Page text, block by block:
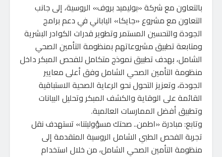
بالتعاون مع شركة «بوليميد بروف» الروسية، إلى جانب
التعاون مع مشروع «جايكا» الياباني في دعم برامج
الجودة والتحسين المستمر وتطوير قدرات الكوادر البشرية
ومتابعة تطبيق مشروعاتهم بمنظومة التأمين الصحي
الشامل، بهدف تطبيق نموذج متكامل للفحص المبكر داخل
منظومة التأمين الصحي الشامل وفق أعلى معايير
الجودة، وتعزيز التحول نحو الرعاية الصحية الاستباقية
القائمة على الوقاية والكشف المبكر وتحليل البيانات
وتطبيق أفضل الممارسات العالمية.
وتابع: مبادرة «اطمن.. صحتك مسؤوليتنا» تستهدف نقل
تجربة الفحص الطبي الشامل الروسية المتقدمة إلى
منظومة التأمين الصحي الشامل، من خلال استخدام